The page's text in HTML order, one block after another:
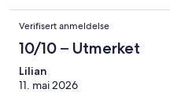
Verifisert anmeldelse
10/10 – Utmerket
Lilian
11. mai 2026